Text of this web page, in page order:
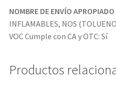
NOMBRE DE ENVÍO
INFLAMABLES, NOS
VOC Cumple con CA y OTC: Sí
Productos